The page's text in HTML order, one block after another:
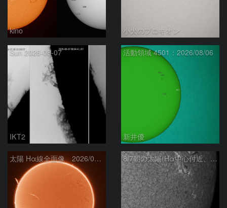
kino 小犬のプロキオン
Sun 2026-08-07
IKT2
活動領域 4501：2026/08/06
新井優
太陽 Hα線全面像 2026/08/07 8/7朝の太陽(Hα中心付近、4498、4502付近)